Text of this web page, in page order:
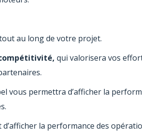
au long de votre projet.
qui valorisera vos
vous permettra d’afficher la
d’afficher la performance des